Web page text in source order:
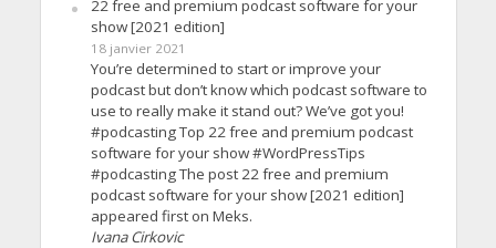
22 free and premium podcast software for your
show [2021 edition]
18 janvier 2021
You’re determined to start or improve your
podcast but don’t know which podcast software to
use to really make it stand out? We’ve got you!
#podcasting Top 22 free and premium podcast
software for your show #WordPressTips
#podcasting The post 22 free and premium
podcast software for your show [2021 edition]
appeared first on Meks.
Ivana Cirkovic